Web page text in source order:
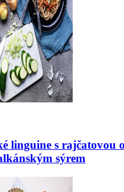
linguine s rajčatovou
sýrem